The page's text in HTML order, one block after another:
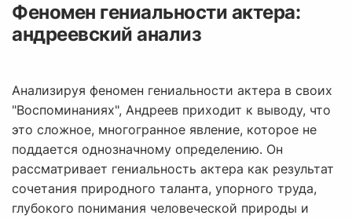
Феномен гениальности актера:
андреевский анализ
Анализируя феномен гениальности актера в своих
"Воспоминаниях", Андреев приходит к выводу, что
это сложное, многогранное явление, которое не
поддается однозначному определению. Он
рассматривает гениальность актера как результат
сочетания природного таланта, упорного труда,
глубокого понимания человеческой природы и